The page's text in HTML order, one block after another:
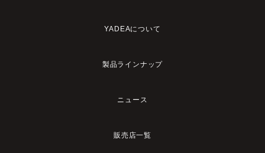
YADEAについて
製品ラインナップ
ニュース
販売店一覧